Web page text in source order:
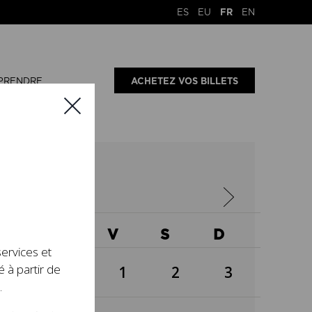
ES EU FR EN
ACHETEZ VOS BILLETS
V S D
1 2 3
et
à partir de